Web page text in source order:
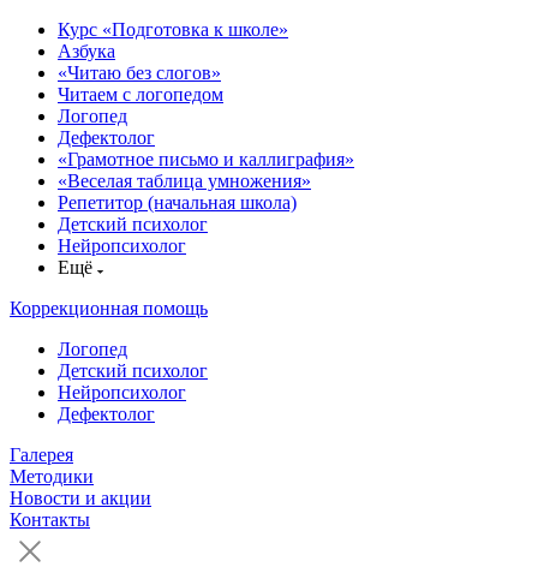
Курс «Подготовка к школе»
Азбука
«Читаю без слогов»
Читаем с логопедом
Логопед
Дефектолог
«Грамотное письмо и каллиграфия»
«Веселая таблица умножения»
Репетитор (начальная школа)
Детский психолог
Нейропсихолог
Ещё
Коррекционная помощь
Логопед
Детский психолог
Нейропсихолог
Дефектолог
Галерея
Методики
Новости и акции
Контакты